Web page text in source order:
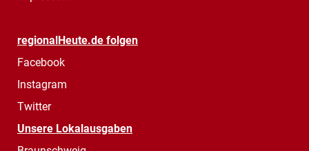
regionalHeute.de folgen
Facebook
Instagram
Twitter
Unsere Lokalausgaben